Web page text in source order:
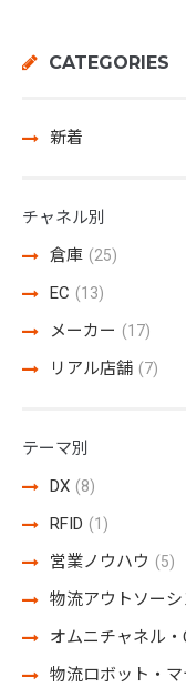
CATEGORIES
新着
チャネル別
倉庫 (25)
EC (13)
メーカー (17)
リアル店舗 (7)
テーマ別
DX (8)
RFID (1)
営業ノウハウ (5)
物流アウトソー
オムニチャネル・
物流ロボット・マ